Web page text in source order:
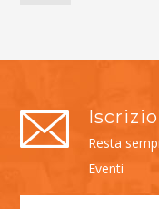
Resta
Eventi